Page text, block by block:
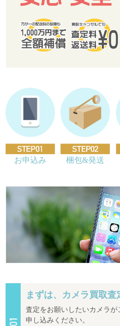
お申込み 梱包&発送
まずは、カメラ買取査
査定をお願いしたいカメラ
申し込みください。